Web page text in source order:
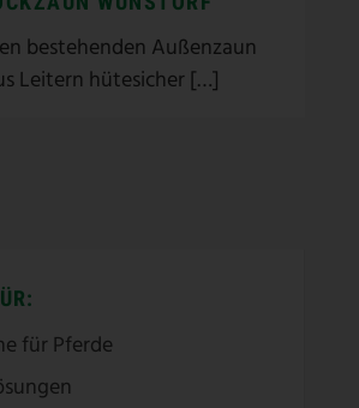
bestehenden Außenzaun
Leitern hütesicher […]
für Pferde